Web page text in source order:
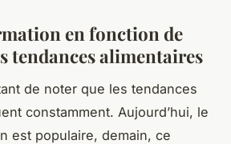
en fonction de
tendances alimentaires
de noter que les tendances
constamment. Aujourd’hui, le
est populaire, demain, ce